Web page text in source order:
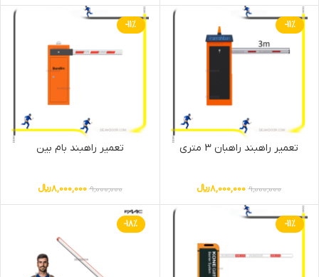
-11%
تعمیر راهبند راهبان 3 متری
9,000,000
8,000,000﷼
-11%
تعمیر راهبند بام بین
9,000,000
8,000,000﷼
-11%
-18%